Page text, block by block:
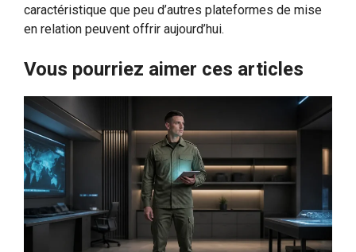
caractéristique que peu d’autres plateformes de mise
en relation peuvent offrir aujourd’hui.
Vous pourriez aimer ces articles